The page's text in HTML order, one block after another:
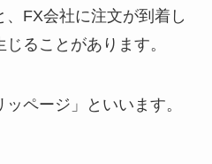
、FX会社に注文が到着し
ることがあります。
ページ」といいます。